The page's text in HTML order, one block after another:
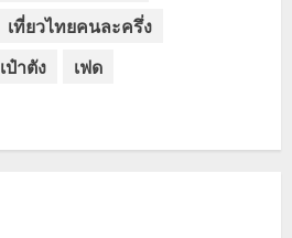
เที่ยวไทยคนละครึ่ง
เป๋าตัง
เฟด